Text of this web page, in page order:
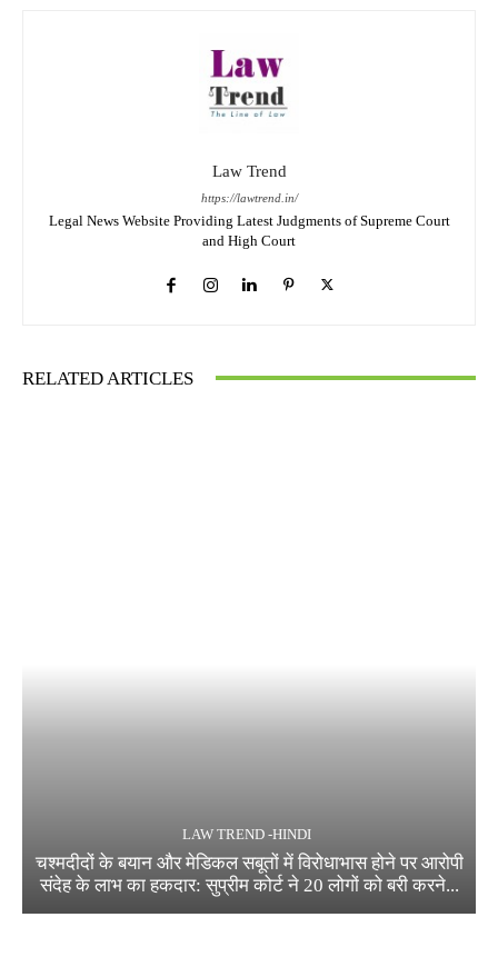
Law Trend
https://lawtrend.in/
Legal News Website Providing Latest Judgments of Supreme Court
and High Court
RELATED ARTICLES
LAW TREND -HINDI
चश्मदीदों के बयान और मेडिकल सबूतों में विरोधाभास होने पर आरोपी
संदेह के लाभ का हकदार: सुप्रीम कोर्ट ने 20 लोगों को बरी करने...